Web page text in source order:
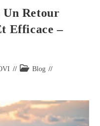
Un Retour
Efficace –
Blog